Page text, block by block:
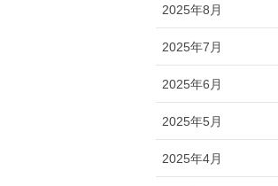
2025年8月
2025年7月
2025年6月
2025年5月
2025年4月